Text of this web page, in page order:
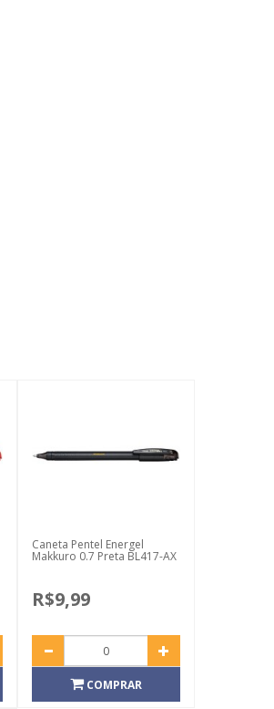
Caneta Pentel Energel
Makkuro 0.7 Preta BL417-AX
R$9,99
COMPRAR